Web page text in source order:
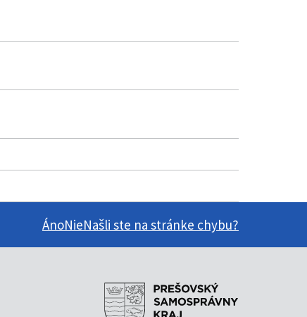
ÁnoNieNašli ste na stránke chybu?